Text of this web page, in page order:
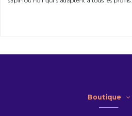
Boutique